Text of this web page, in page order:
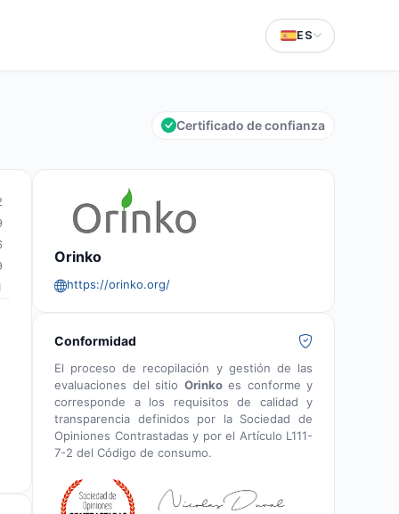
ES
Certificado de confianza
Orinko
https://orinko.org/
Conformidad
El proceso de recopilación y gestión de las
evaluaciones del sitio Orinkoes conforme y
corresponde a los requisitos de calidad y
transparencia definidos por la Sociedad de
Opiniones Contrastadas y por el Artículo L111-
7-2 del Código de consumo.